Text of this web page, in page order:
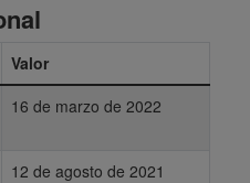
Valor
16 de marzo de 2022
12 de agosto de 2021